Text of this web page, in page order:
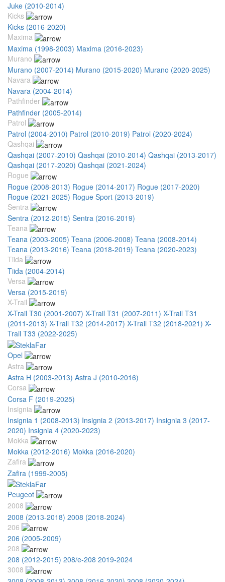
Juke (2010-2014)
Kicks
Kicks (2016-2020)
Maxima
Maxima (1998-2003) Maxima (2016-2023)
Murano
Murano (2007-2014) Murano (2015-2020) Murano (2020-2025)
Navara
Navara (2004-2014)
Pathfinder
Pathfinder (2005-2014)
Patrol
Patrol (2004-2010) Patrol (2010-2019) Patrol (2020-2024)
Qashqai
Qashqai (2007-2010) Qashqai (2010-2014) Qashqai (2013-2017)
Qashqai (2017-2020) Qashqai (2021-2024)
Rogue
Rogue (2008-2013) Rogue (2014-2017) Rogue (2017-2020)
Rogue (2021-2025) Rogue Sport (2013-2019)
Sentra
Sentra (2012-2015) Sentra (2016-2019)
Teana
Teana (2003-2005) Teana (2006-2008) Teana (2008-2014)
Teana (2013-2016) Teana (2018-2019) Teana (2020-2023)
Tiida
Tiida (2004-2014)
Versa
Versa (2015-2019)
X-Trail
X-Trail T30 (2001-2007) X-Trail T31 (2007-2011) X-Trail T31
(2011-2013) X-Trail T32 (2014-2017) X-Trail T32 (2018-2021) X-
Trail T33 (2022-2025)
Opel
Astra
Astra H (2003-2013) Astra J (2010-2016)
Corsa
Corsa F (2019-2025)
Insignia
Insignia 1 (2008-2013) Insignia 2 (2013-2017) Insignia 3 (2017-
2020) Insignia 4 (2020-2023)
Mokka
Mokka (2012-2016) Mokka (2016-2020)
Zafira
Zafira (1999-2005)
Peugeot
2008
2008 (2013-2018) 2008 (2018-2024)
206
206 (2005-2009)
208
208 (2012-2015) 208/e-208 2019-2024
3008